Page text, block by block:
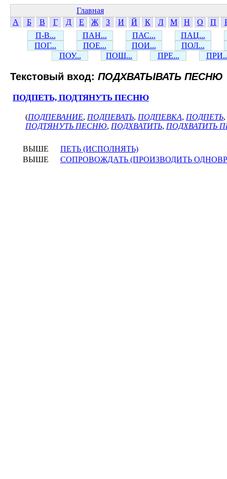
Главная
А
Б В Г Д Е Ж З И Й К Л М Н О П
П-В...
ПАН... ПАС...
ПАЦ...
ПОГ...
ПОЕ... ПОИ...
ПОЛ...
ПОУ...
ПОШ... ПРЕ...
Текстовый вход: ПОДХВАТЫВАТЬ ПЕСНЮ
ПОДПЕТЬ, ПОДТЯНУТЬ ПЕСНЮ
(ПОДПЕВАНИЕ, ПОДПЕВАТЬ, ПОДПЕВКА, ПОДПЕТЬ,
ПОДТЯНУТЬ ПЕСНЮ, ПОДХВАТИТЬ, ПОДХВАТИТЬ
ВЫШЕ
ПЕТЬ (ИСПОЛНЯТЬ)
ВЫШЕ
СОПРОВОЖДАТЬ (ПРОИЗВОДИТЬ